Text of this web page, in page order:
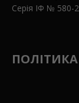
Серія ІФ № 580-
ПОЛІТИКА